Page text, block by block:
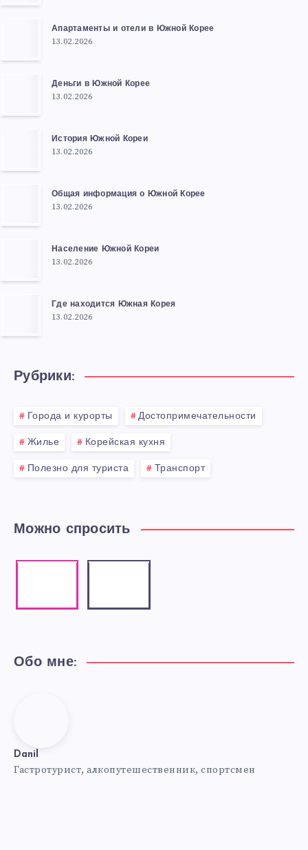
Апартаменты и отели в Южной Корее
13.02.2026
Деньги в Южной Корее
13.02.2026
История Южной Кореи
13.02.2026
Общая информация о Южной Корее
13.02.2026
Население Южной Кореи
13.02.2026
Где находится Южная Корея
13.02.2026
Рубрики:
Города и курорты Достопримечательности
Жилье Корейская кухня
Полезно для туриста Транспорт
Можно спросить
Обо мне:
Danil
Гастротурист, алкопутешественник, спортсмен